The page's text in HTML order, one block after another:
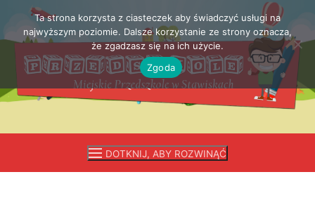
Przejdź
treści
DOTKNIJ, ABY ROZWINĄĆ
Ta strona korzysta z ciasteczek aby świadczyć usługi na
najwyższym poziomie. Dalsze korzystanie ze strony oznacza,
że zgadzasz się na ich użycie.
Zgoda